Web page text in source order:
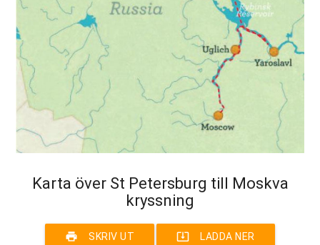
Karta över St Petersburg till Moskva
kryssning
print SKRIV UT system_update_alt LADDA NER